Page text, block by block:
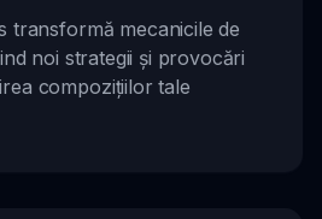
transformă mecanicile de
noi strategii și provocări
compozițiilor tale